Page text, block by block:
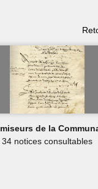
de la
34 notices consultables